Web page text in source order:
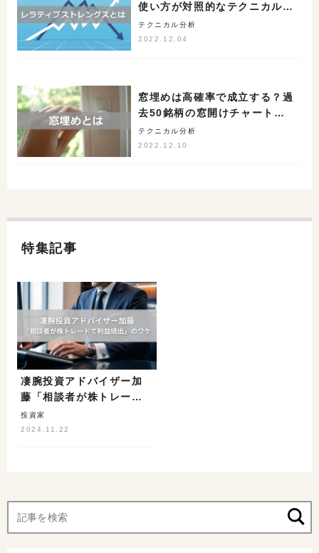
使い方が対照的なテクニカル手
法
テクニカル分析
2022.12.04
窓埋めは高確率で成立する？過
去50銘柄の窓開けチャートで
検証
テクニカル分析
2022.12.10
特集記事
凄腕投資アドバイザー加
藤「相談者が株トレード
で利益続出」のワケ
投資家
2024.11.22